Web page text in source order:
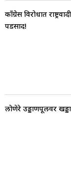
काँग्रेस विरोधात
पडसाद!
लोणेरे उड्डाणपूलवर